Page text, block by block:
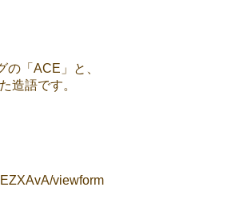
「ACE」と、
造語です。
viewform